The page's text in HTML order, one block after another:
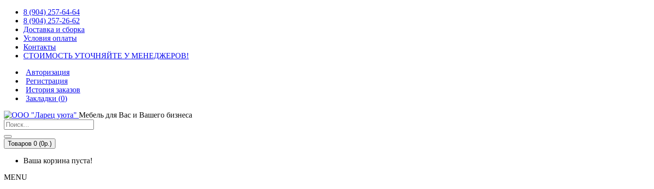
8 (904) 257-64-64
8 (904) 257-26-62
Доставка и сборка
Условия оплаты
Контакты
СТОИМОСТЬ УТОЧНЯЙТЕ У МЕНЕДЖЕРОВ!
Авторизация
Регистрация
История заказов
Закладки (0)
Мебель для Вас и Вашего бизнеса
Товаров 0 (0р.)
Ваша корзина пуста!
MENU